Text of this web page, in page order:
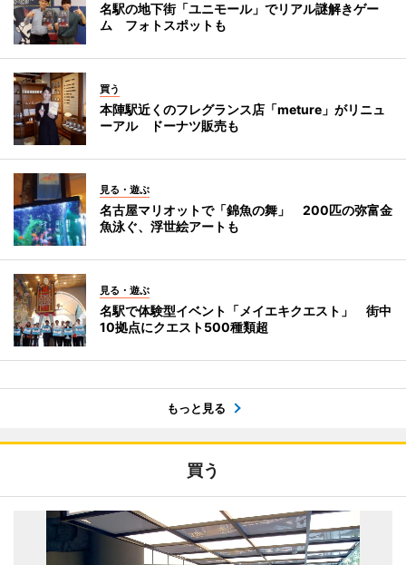
名駅の地下街「ユニモール」でリアル謎解きゲー
ム フォトスポットも
買う
本陣駅近くのフレグランス店「meture」がリニュ
ーアル ドーナツ販売も
見る・遊ぶ
名古屋マリオットで「錦魚の舞」 200匹の弥富金
魚泳ぐ、浮世絵アートも
見る・遊ぶ
名駅で体験型イベント「メイエキクエスト」 街中
10拠点にクエスト500種類超
もっと見る
買う